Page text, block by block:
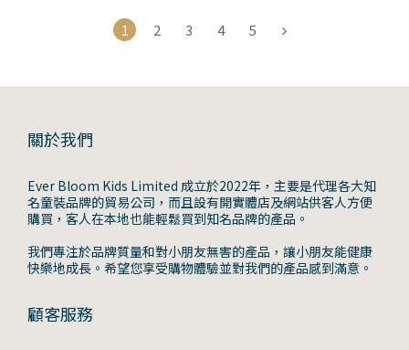
1 2 3 4 5
關於我們
Ever Bloom Kids Limited 成立於2022年，主要是代理各大知
名童裝品牌的貿易公司，而且設有開實體店及網站供客人方便
購買，客人在本地也能輕鬆買到知名品牌的產品。
我們專注於品牌質量和對小朋友無害的產品，讓小朋友能健康
快樂地成長。希望您享受購物體驗並對我們的產品感到滿意。
顧客服務